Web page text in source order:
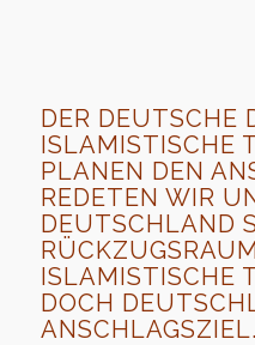
DER DEUTSCHE
ISLAMISTISCHE
PLANEN DEN
REDETEN WIR
DEUTSCHLAND
ISLAMISTISCHE
DOCH
ANSCHLAGSZIEL.